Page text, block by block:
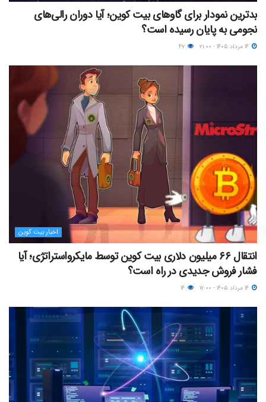
بدترین نمودار برای گاوهای بیت کوین؛ آیا دوران رالی‌های
نجومی به پایان رسیده است؟
اخبار بیت کوین
انتقال ۶۶ میلیون دلاری بیت کوین توسط مایکرواستراتژی؛ آیا
فشار فروش جدیدی در راه است؟